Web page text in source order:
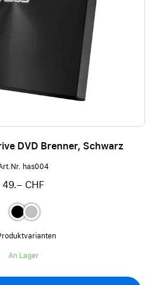
DVD Brenner, Schwarz
has004
49.– CHF
An Lager